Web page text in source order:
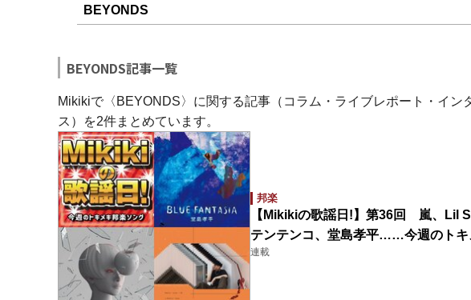
BEYONDS記事一覧
Mikikiで〈BEYONDS〉に関する記事（コラム・ライブレポート・イン
ス）を2件まとめています。
邦楽
【Mikikiの歌謡日!】第36回 嵐、Lil
テンテンコ、堂島孝平……今週のトキ
連載